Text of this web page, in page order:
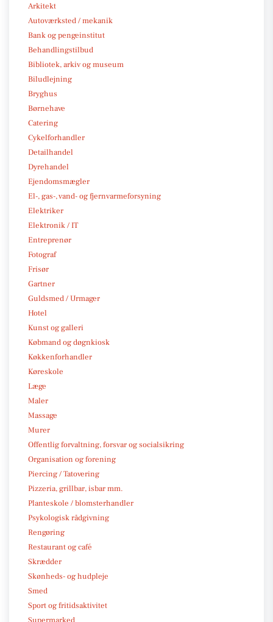
Arkitekt
Autoværksted / mekanik
Bank og pengeinstitut
Behandlingstilbud
Bibliotek, arkiv og museum
Biludlejning
Bryghus
Børnehave
Catering
Cykelforhandler
Detailhandel
Dyrehandel
Ejendomsmægler
El-, gas-, vand- og fjernvarmeforsyning
Elektriker
Elektronik / IT
Entreprenør
Fotograf
Frisør
Gartner
Guldsmed / Urmager
Hotel
Kunst og galleri
Købmand og døgnkiosk
Køkkenforhandler
Køreskole
Læge
Maler
Massage
Murer
Offentlig forvaltning, forsvar og socialsikring
Organisation og forening
Piercing / Tatovering
Pizzeria, grillbar, isbar mm.
Planteskole / blomsterhandler
Psykologisk rådgivning
Rengøring
Restaurant og café
Skrædder
Skønheds- og hudpleje
Smed
Sport og fritidsaktivitet
Supermarked